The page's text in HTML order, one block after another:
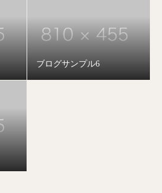
ブログサンプル6